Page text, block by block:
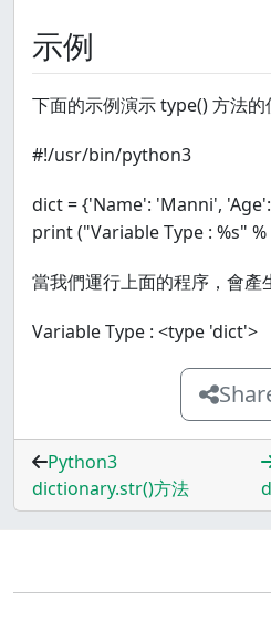
示例
下面的示例演示 type() 方法的
#!/usr/bin/python3
dict = {'Name': 'Manni',
print ("Variable Type : %s"
當我們運行上面的程序，會產
Variable Type : <type 'dict'>
Python3
dictionary.str()方法